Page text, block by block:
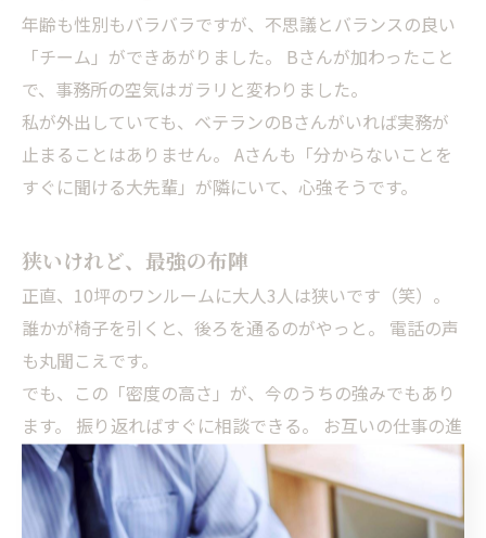
年齢も性別もバラバラですが、不思議とバランスの良い
「チーム」ができあがりました。 Bさんが加わったこと
で、事務所の空気はガラリと変わりました。
私が外出していても、ベテランのBさんがいれば実務が
止まることはありません。 Aさんも「分からないことを
すぐに聞ける大先輩」が隣にいて、心強そうです。
狭いけれど、最強の布陣
正直、10坪のワンルームに大人3人は狭いです（笑）。
誰かが椅子を引くと、後ろを通るのがやっと。 電話の声
も丸聞こえです。
でも、この「密度の高さ」が、今のうちの強みでもあり
ます。 振り返ればすぐに相談できる。 お互いの仕事の進
み具合が嫌でも分かる。 まさに「同じ釜の飯を食う」一
体感。
経験豊富なBさんと、成長著しいAさん。 この最強の布陣